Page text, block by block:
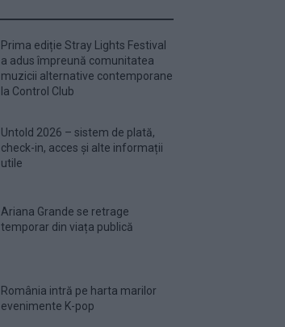
Prima ediție Stray Lights Festival
a adus împreună comunitatea
muzicii alternative contemporane
la Control Club
Untold 2026 – sistem de plată,
check-in, acces și alte informații
utile
Ariana Grande se retrage
temporar din viața publică
România intră pe harta marilor
evenimente K-pop